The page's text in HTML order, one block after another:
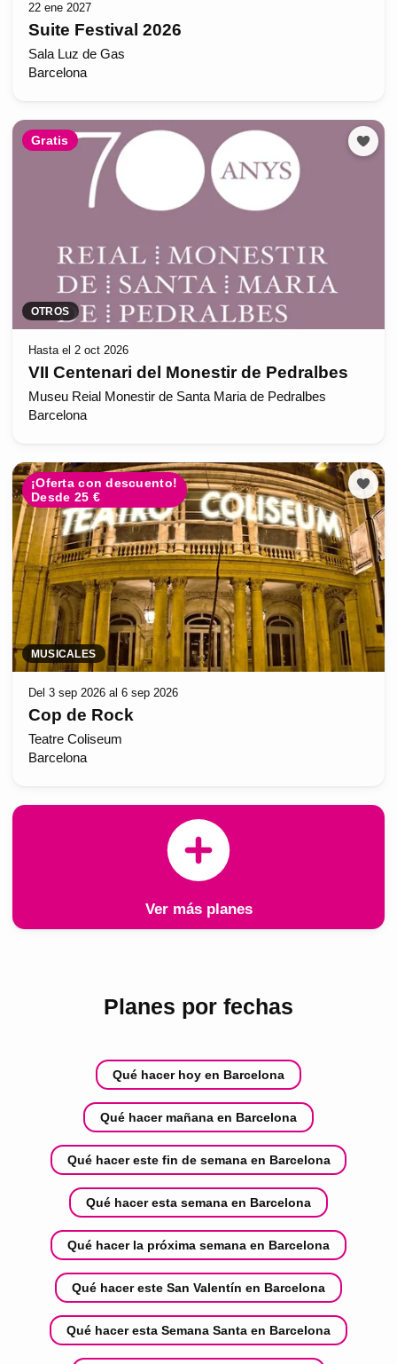
22 ene 2027
Suite Festival 2026
Sala Luz de Gas
Barcelona
Gratis
OTROS
Hasta el 2 oct 2026
VII Centenari del Monestir de Pedralbes
Museu Reial Monestir de Santa Maria de Pedralbes
Barcelona
¡Oferta con descuento!
Desde 25 €
MUSICALES
Del 3 sep 2026 al 6 sep 2026
Cop de Rock
Teatre Coliseum
Barcelona
Ver más planes
Planes por fechas
Qué hacer hoy en Barcelona
Qué hacer mañana en Barcelona
Qué hacer este fin de semana en Barcelona
Qué hacer esta semana en Barcelona
Qué hacer la próxima semana en Barcelona
Qué hacer este San Valentín en Barcelona
Qué hacer esta Semana Santa en Barcelona